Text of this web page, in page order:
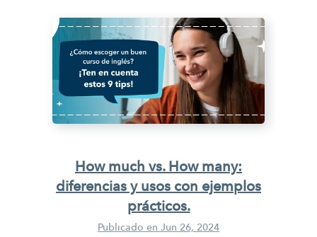
How much vs. How many:
diferencias y usos con ejemplos
prácticos.
Publicado en Jun 26, 2024